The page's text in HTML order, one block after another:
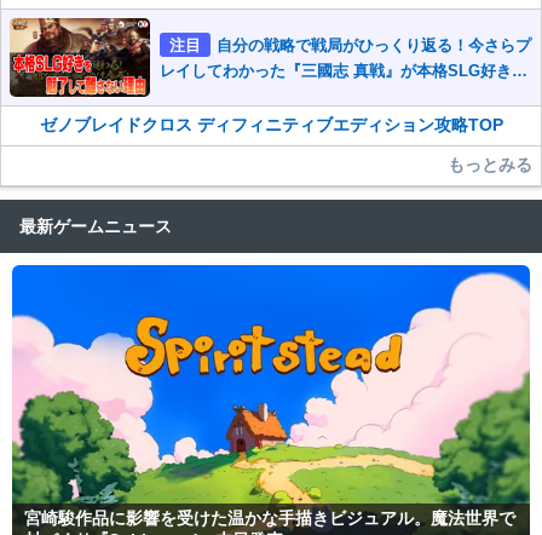
注目
自分の戦略で戦局がひっくり返る！今さらプ
レイしてわかった『三國志 真戦』が本格SLG好きを
ゼノブレイドクロス ディフィニティブエディション攻略TOP
もっとみる
最新ゲームニュース
宮崎駿作品に影響を受けた温かな手描きビジュアル。魔法世界で